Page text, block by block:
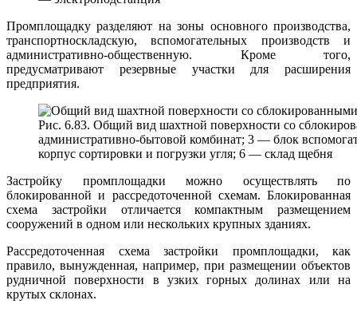
Промплощадку разделяют на зоны основного производства,
транспортноскладскую, вспомогательных производств и
административно-общественную. Кроме того,
предусматривают резервные участки для расширения
предприятия.
Рис. 6.83. Общий вид шахтной поверхности со
административно-бытовой комбинат; 3 — блок
корпус сортировки и погрузки угля; 6 — склад щебня
Застройку промплощадки можно осуществлять по
блокированной и рассредоточенной схемам. Блокированная
схема застройки отличается компактным размещением
сооружений в одном или нескольких крупных зданиях.
Рассредоточенная схема застройки промплощадки, как
правило, вынужденная, например, при размещении объектов
рудничной поверхности в узких горных долинах или на
крутых склонах.